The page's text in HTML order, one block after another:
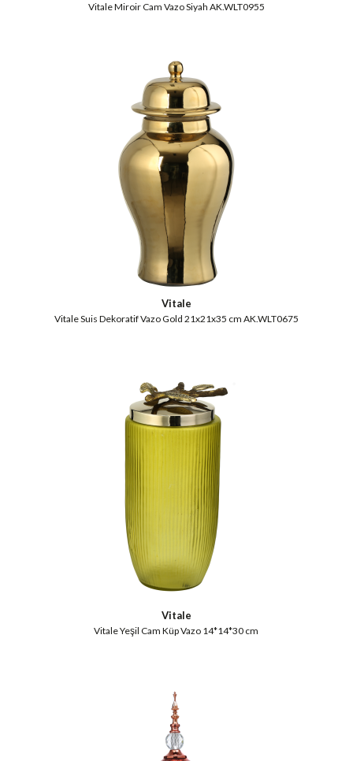
Vitale Miroir Cam Vazo Siyah AK.WLT0955
Vitale
Vitale Suis Dekoratif Vazo Gold 21x21x35 cm AK.WLT0675
Vitale
Vitale Yeşil Cam Küp Vazo 14*14*30 cm